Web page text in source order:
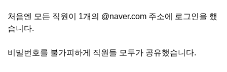
처음엔 모든 직원이 1개의 @naver.com 주소에 로그인을 했
습니다.
비밀번호를 불가피하게 직원들 모두가 공유했습니다.